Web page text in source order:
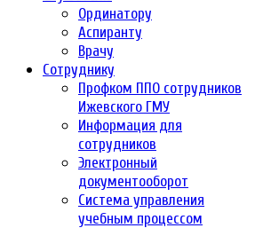
Ординатору
Аспиранту
Врачу
Сотруднику
Профком ППО сотрудников
Ижевского ГМУ
Информация для
сотрудников
Электронный
документооборот
Система управления
учебным процессом